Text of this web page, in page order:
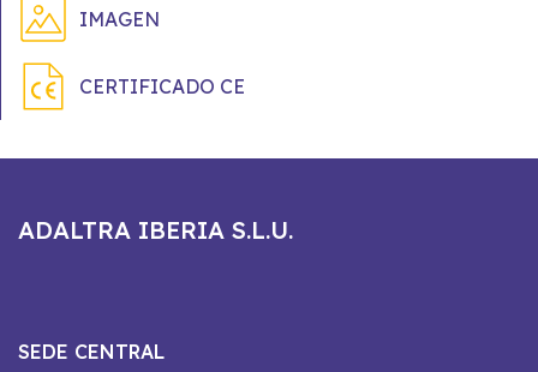
IMAGEN
CERTIFICADO CE
ADALTRA IBERIA S.L.U.
SEDE CENTRAL